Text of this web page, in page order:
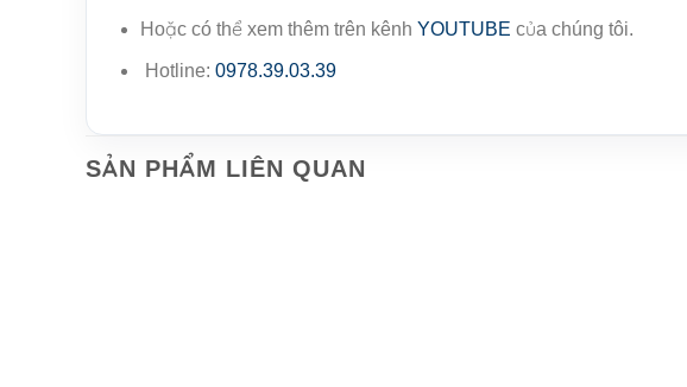
Hoặc có thể xem thêm trên kênh YOUTUBE của chúng tôi.
Hotline: 0978.39.03.39
SẢN PHẨM LIÊN QUAN